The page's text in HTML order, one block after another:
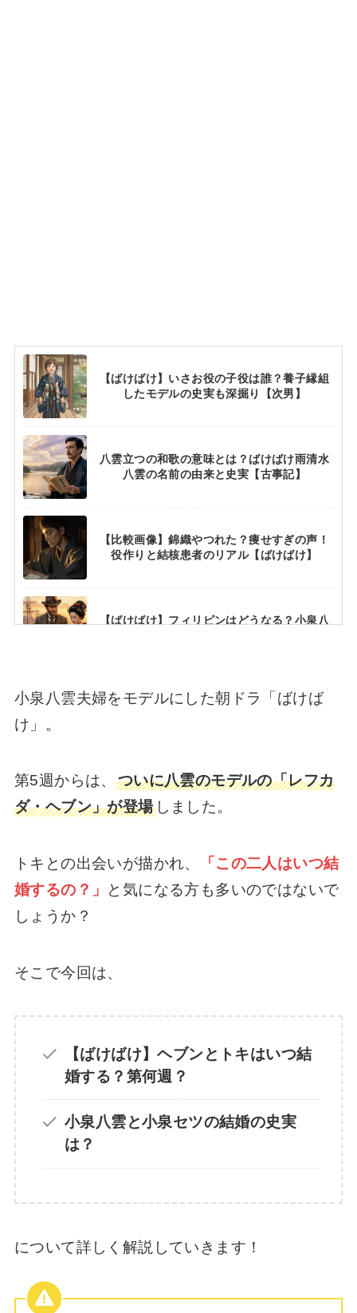
【ばけばけ】いさお役の子役は誰？養子縁組
したモデルの史実も深掘り【次男】
八雲立つの和歌の意味とは？ばけばけ雨清水
八雲の名前の由来と史実【古事記】
【比較画像】錦織やつれた？痩せすぎの声！
役作りと結核患者のリアル【ばけばけ】
【ばけばけ】フィリピンはどうなる？小泉八
【ばけばけ】ランのモデルは実在？ロバート
【ばけばけ】人形の墓は実話？あらすじと結
末・史実との違いを解説【小泉八雲】
【ばけばけ】おイセの実在モデルやその後
は？キャストは熊本出身の芋生悠さん【史
実】
【ばけばけ】妊娠や子供はいつ？小泉八雲の
子供は何人なのか史実を深掘り
ャストやモデルについても【西田クラ】
小泉八雲夫婦をモデルにした朝ドラ「ばけば
け」。
第5週からは、 ついに八雲のモデルの「レフカ
ダ・ヘブン」が登場しました。
トキとの出会いが描かれ、
「この二人はいつ結
婚するの？」
と気になる方も多いのではないで
しょうか？
そこで今回は、
【ばけばけ】ヘブンとトキはいつ結
婚する？第何週？
小泉八雲と小泉セツの結婚の史実
は？
について詳しく解説していきます！